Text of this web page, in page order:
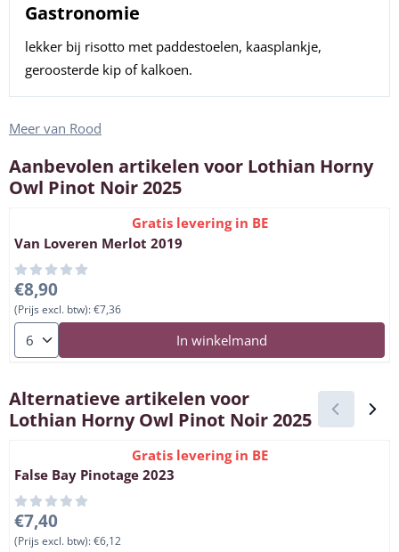
Gastronomie
lekker bij risotto met paddestoelen, kaasplankje,
geroosterde kip of kalkoen.
Meer van Rood
Aanbevolen artikelen voor Lothian Horny
Owl Pinot Noir 2025
Gratis levering in BE
Van Loveren Merlot 2019
Prijs: 8,90, exclusief btw: 7,36
€8,90
(Prijs excl. btw):€7,36
Aantal kiezen voor Van Loveren Merlot 2019
In winkelmand
Alternatieve artikelen voor
Lothian Horny Owl Pinot Noir 2025
Gratis levering in BE
False Bay Pinotage 2023
Prijs: 7,40, exclusief btw: 6,12
€7,40
(Prijs excl. btw):€6,12